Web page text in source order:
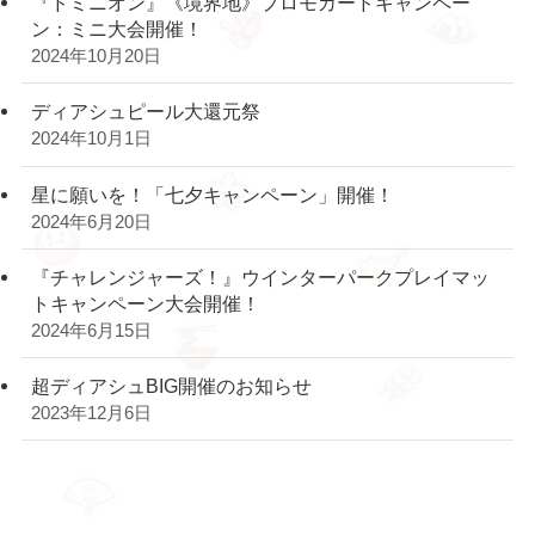
ン：ミニ大会開催！
2024年10月20日
ディアシュピール大還元祭
2024年10月1日
星に願いを！「七夕キャンペーン」開催！
2024年6月20日
『チャレンジャーズ！』ウインターパークプレイマッ
トキャンペーン大会開催！
2024年6月15日
超ディアシュBIG開催のお知らせ
2023年12月6日